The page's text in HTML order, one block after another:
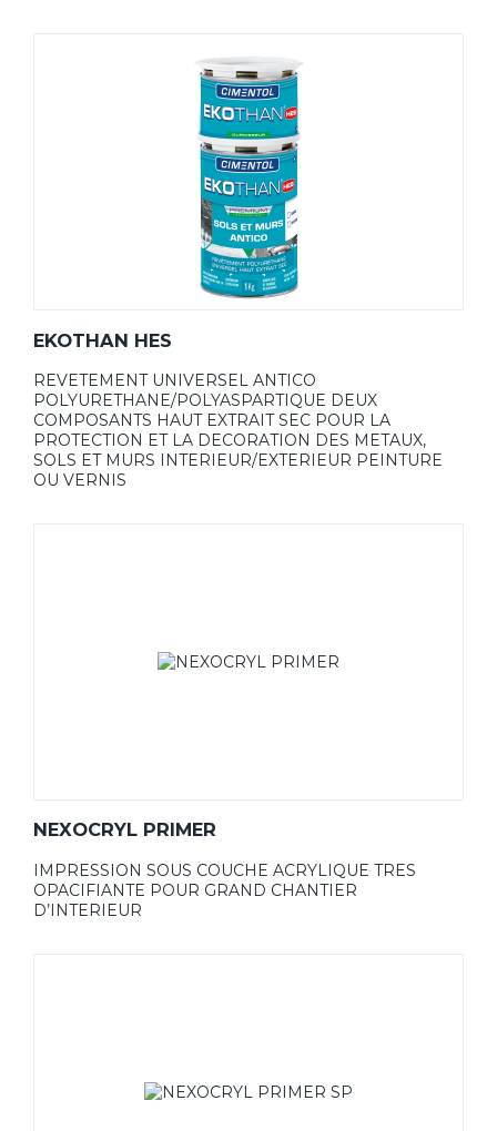
EKOTHAN HES
REVETEMENT UNIVERSEL ANTICO
POLYURETHANE/POLYASPARTIQUE DEUX
COMPOSANTS HAUT EXTRAIT SEC POUR LA
PROTECTION ET LA DECORATION DES METAUX,
SOLS ET MURS INTERIEUR/EXTERIEUR PEINTURE
OU VERNIS
NEXOCRYL PRIMER
IMPRESSION SOUS COUCHE ACRYLIQUE TRES
OPACIFIANTE POUR GRAND CHANTIER
D’INTERIEUR